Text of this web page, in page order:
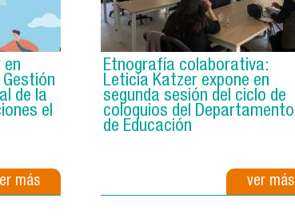
en
de la
el
más
Etnografía colaborativa:
Leticia Katzer expone en
segunda sesión del ciclo de
coloquios del Departamento
de Educación
ver más